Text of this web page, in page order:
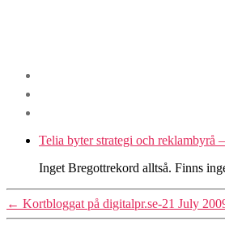
Telia byter strategi och reklambyrå
Inget Bregottrekord alltså. Finns
← Kortbloggat på digitalpr.se-21 July